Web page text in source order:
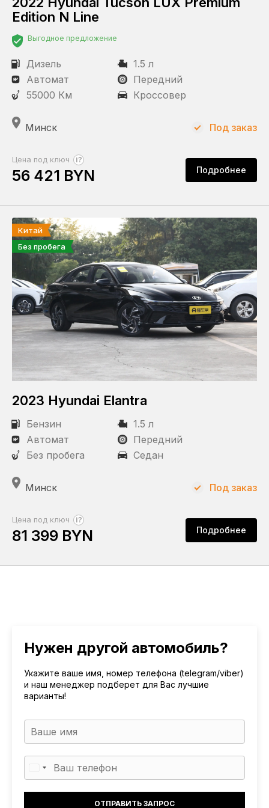
Новый
С пробегом
Статус
Под заказ
КПП
Автомат
Привод
Передний
Edition N Line
Выгодное предложение
Дизель
1.5 л
Автомат
Передний
55000 Км
Кроссовер
Минск
Цена под ключ ?
56 421 BYN Подробнее
Под заказ
Китай
Без пробега
2023 Hyundai Elantra
Бензин
1.5 л
Автомат
Передний
Без пробега
Седан
Минск
Цена под ключ ?
81 399 BYN Подробнее
Под заказ
Нужен другой автомобиль?
Укажите ваше имя, номер телефона (telegram/viber)
и наш менеджер подберет для Вас лучшие
варианты!